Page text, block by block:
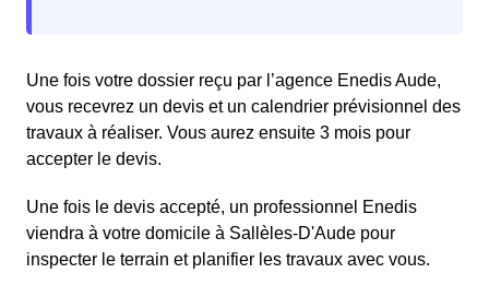
Une fois votre dossier reçu par l’agence Enedis Aude,
vous recevrez un devis et un calendrier prévisionnel des
travaux à réaliser. Vous aurez ensuite 3 mois pour
accepter le devis.
Une fois le devis accepté, un professionnel Enedis
viendra à votre domicile à Sallèles-D'Aude pour
inspecter le terrain et planifier les travaux avec vous.